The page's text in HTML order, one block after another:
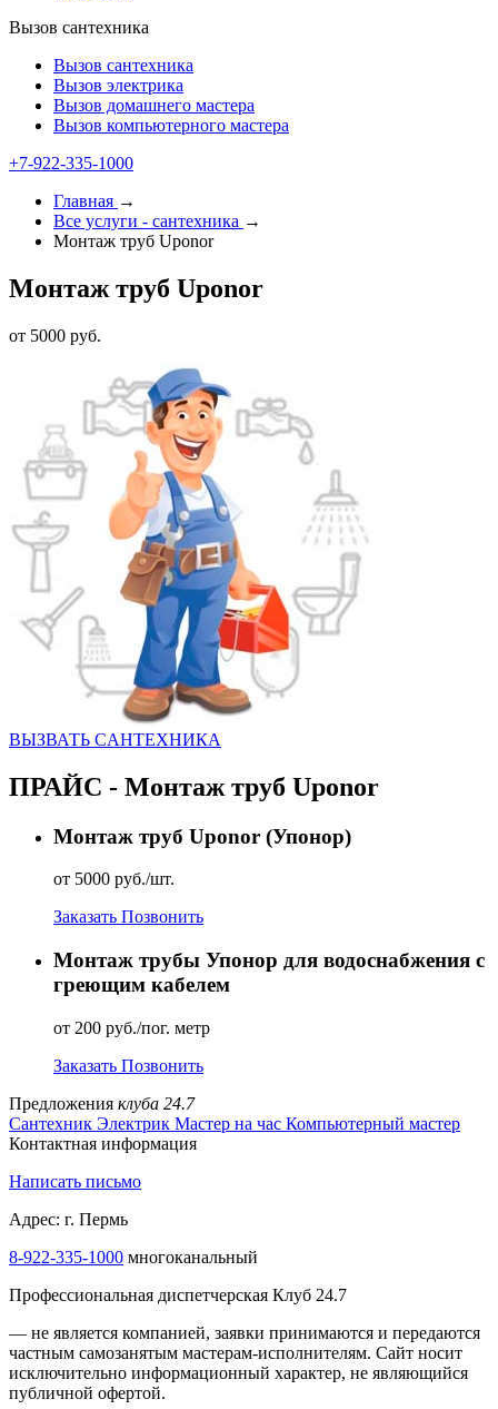
Вызов сантехника
Вызов сантехника
Вызов электрика
Вызов домашнего мастера
Вызов компьютерного мастера
+7-922-335-1000
Главная →
Все услуги - cантехника →
Монтаж труб Uponor
Монтаж труб Uponor
от 5000 руб.
ВЫЗВАТЬ CАНТЕХНИКА
ПРАЙС - Монтаж труб Uponor
Монтаж труб Uponor (Упонор)
от 5000 руб./шт.
Заказать Позвонить
Монтаж трубы Упонор для водоснабжения с
греющим кабелем
от 200 руб./пог. метр
Заказать Позвонить
Предложения клуба 24.7
Сантехник Электрик Мастер на час Компьютерный мастер
Контактная информация
Написать письмо
Адрес: г. Пермь
8-922-335-1000 многоканальный
Профессиональная диспетчерская Клуб 24.7
— не является компанией, заявки принимаются и передаются
частным самозанятым мастерам‑исполнителям. Сайт носит
исключительно информационный характер, не являющийся
публичной офертой.